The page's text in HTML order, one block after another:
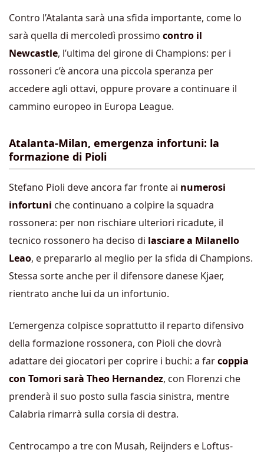
Contro l’Atalanta sarà una sfida importante, come lo
sarà quella di mercoledì prossimo contro il
Newcastle, l’ultima del girone di Champions: per i
rossoneri c’è ancora una piccola speranza per
accedere agli ottavi, oppure provare a continuare il
cammino europeo in Europa League.
Atalanta-Milan, emergenza infortuni: la
formazione di Pioli
Stefano Pioli deve ancora far fronte ai numerosi
infortuni che continuano a colpire la squadra
rossonera: per non rischiare ulteriori ricadute, il
tecnico rossonero ha deciso di lasciare a Milanello
Leao, e prepararlo al meglio per la sfida di Champions.
Stessa sorte anche per il difensore danese Kjaer,
rientrato anche lui da un infortunio.
L’emergenza colpisce soprattutto il reparto difensivo
della formazione rossonera, con Pioli che dovrà
adattare dei giocatori per coprire i buchi: a farcoppia
con Tomori sarà Theo Hernandez, con Florenzi che
prenderà il suo posto sulla fascia sinistra, mentre
Calabria rimarrà sulla corsia di destra.
Centrocampo a tre con Musah, Reijnders e Loftus-